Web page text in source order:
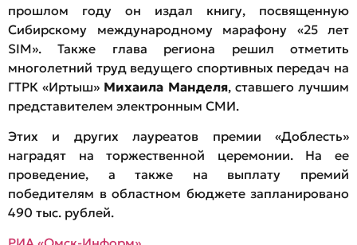
прошлом году он издал книгу, посвященную
Сибирскому международному марафону «25 лет
SIM». Также глава региона решил отметить
многолетний труд ведущего спортивных передач на
ГТРК «Иртыш» Михаила Манделя, ставшего лучшим
представителем электронным СМИ.
Этих и других лауреатов премии «Доблесть»
наградят на торжественной церемонии. На ее
проведение, а также на выплату премий
победителям в областном бюджете запланировано
490 тыс. рублей.